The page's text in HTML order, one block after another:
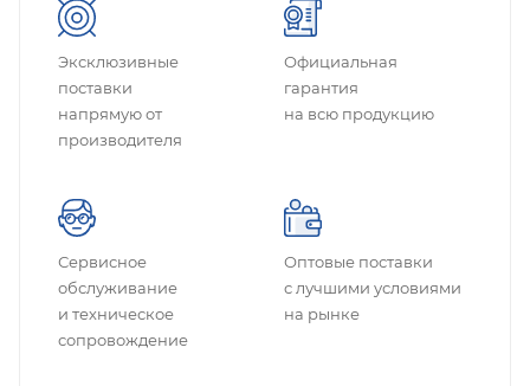
Эксклюзивные
поставки
напрямую от
производителя
Официальная
гарантия
на всю продукцию
Сервисное
обслуживание
и техническое
сопровождение
Оптовые поставки
с лучшими условиями
на рынке